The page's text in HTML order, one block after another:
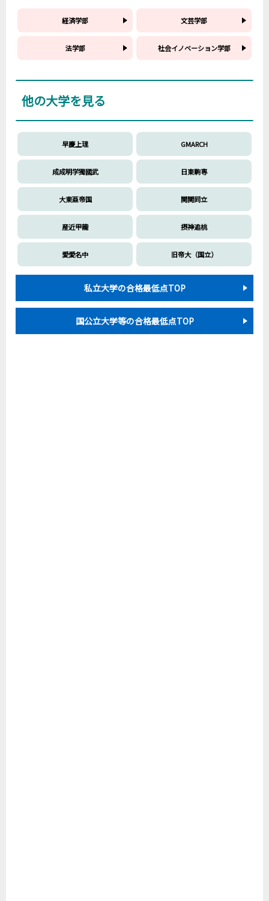
経済学部 文芸学部
法学部 社会イノベーション学部
他の大学を見る
早慶上理 GMARCH
成成明学獨國武 日東駒専
大東亜帝国 関関同立
産近甲龍 摂神追桃
愛愛名中 旧帝大（国立）
私立大学の合格最低点TOP
国公立大学等の合格最低点TOP